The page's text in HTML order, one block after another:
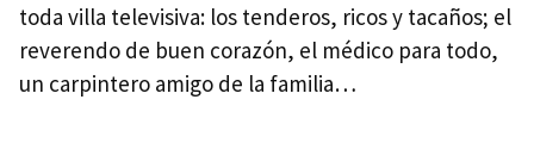
toda villa televisiva: los tenderos, ricos y tacaños; el
reverendo de buen corazón, el médico para todo,
un carpintero amigo de la familia…